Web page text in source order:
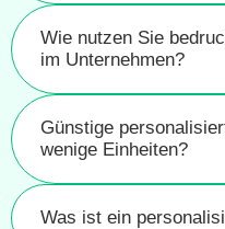
Wie nutzen Sie
im Unternehmen?
Günstige
wenige Einheiten?
Was ist ein